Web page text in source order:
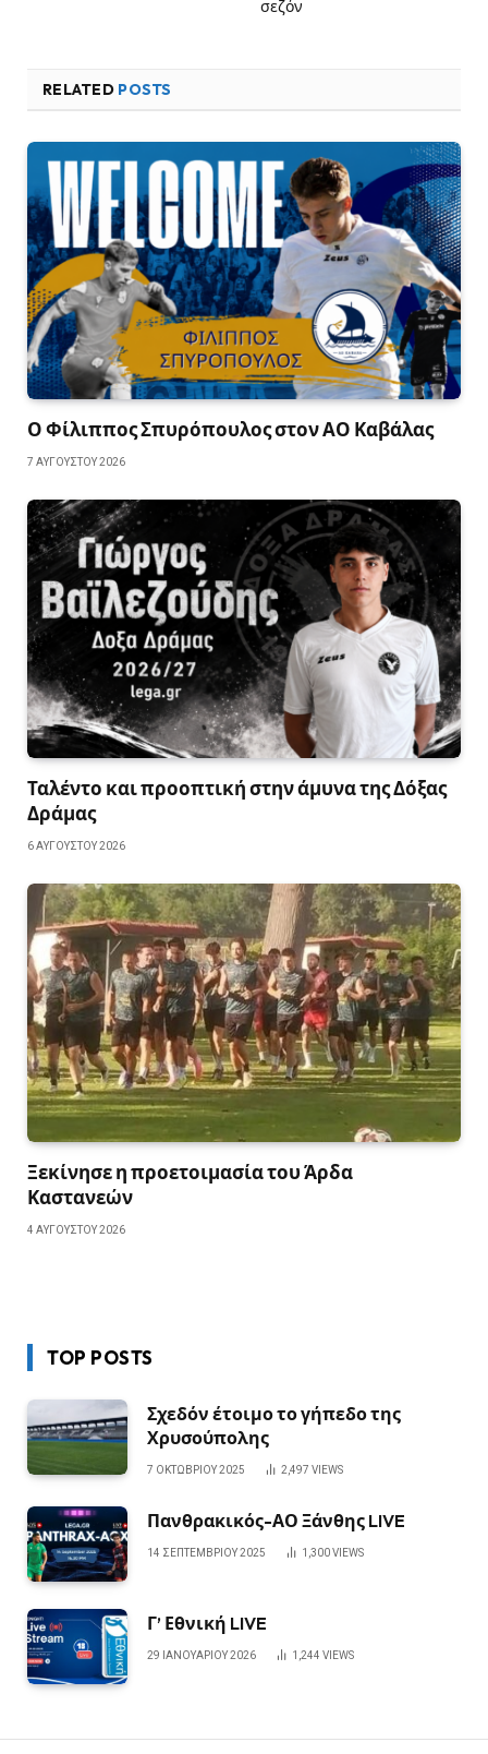
σεζόν
RELATED POSTS
Ο Φίλιππος Σπυρόπουλος στον ΑΟ Καβάλας
7 ΑΥΓΟΎΣΤΟΥ 2026
Ταλέντο και προοπτική στην άμυνα της Δόξας
Δράμας
6 ΑΥΓΟΎΣΤΟΥ 2026
Ξεκίνησε η προετοιμασία του Άρδα
Καστανεών
4 ΑΥΓΟΎΣΤΟΥ 2026
TOP POSTS
Σχεδόν έτοιμο το γήπεδο της
Χρυσούπολης
7 ΟΚΤΩΒΡΊΟΥ 2025 2,497 VIEWS
Πανθρακικός-ΑΟ Ξάνθης LIVE
14 ΣΕΠΤΕΜΒΡΊΟΥ 2025 1,300VIEWS
Γ’ Εθνική LIVE
29 ΙΑΝΟΥΑΡΊΟΥ 2026 1,244 VIEWS